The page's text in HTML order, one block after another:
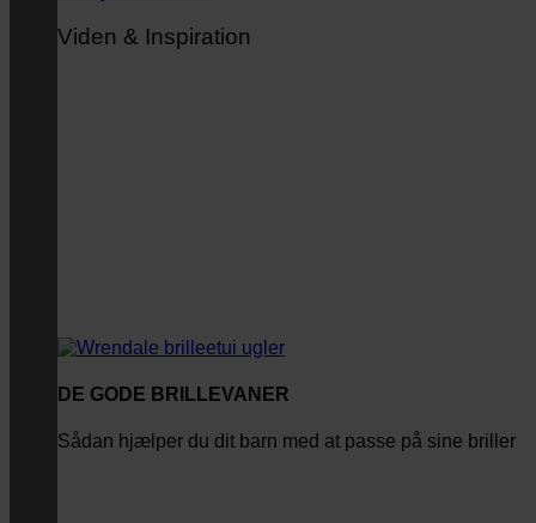
Viden & Inspiration
DE GODE BRILLEVANER
Sådan hjælper du dit barn med at passe på sine briller